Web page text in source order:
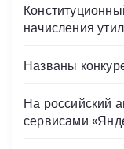
начисления
Названы
На российский
сервисами